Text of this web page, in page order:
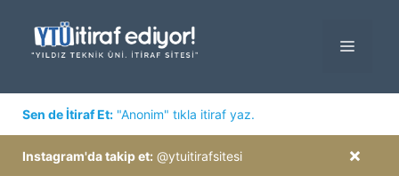
MENÜ
Sen de İtiraf Et: "Anonim" tıkla itiraf yaz.
×
Instagram'da takip et: @ytuitirafsitesi